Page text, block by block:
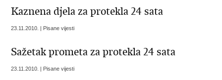
Kaznena djela za protekla 24 sata
23.11.2010. | Pisane vijesti
Sažetak prometa za protekla 24 sata
23.11.2010. | Pisane vijesti